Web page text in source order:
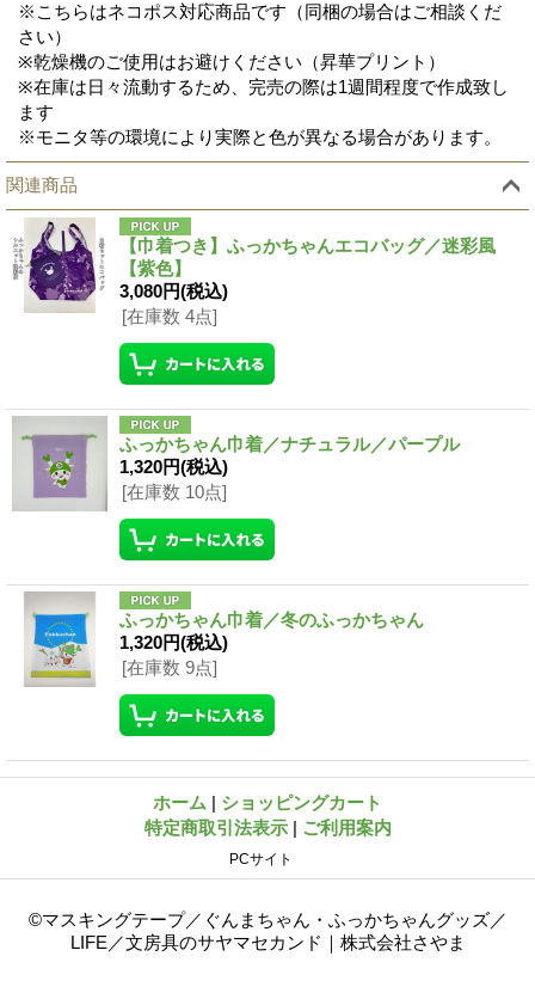
※こちらはネコポス対応商品です（同梱の場合はご相談くだ
さい）
※乾燥機のご使用はお避けください（昇華プリント）
※在庫は日々流動するため、完売の際は1週間程度で作成致し
ます
※モニタ等の環境により実際と色が異なる場合があります。
関連商品
【巾着つき】ふっかちゃんエコバッグ／迷彩風
【紫色】
3,080円(税込)
[在庫数 4点]
ふっかちゃん巾着／ナチュラル／パープル
1,320円(税込)
[在庫数 10点]
ふっかちゃん巾着／冬のふっかちゃん
1,320円(税込)
[在庫数 9点]
ホーム | ショッピングカート
特定商取引法表示 | ご利用案内
PCサイト
©マスキングテープ／ぐんまちゃん・ふっかちゃんグッズ／
LIFE／文房具のサヤマセカンド｜株式会社さやま